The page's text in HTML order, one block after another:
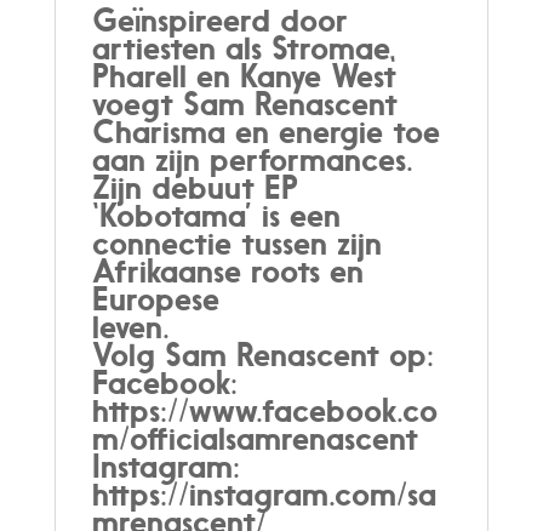
Geïnspireerd door
artiesten als Stromae,
Pharell en Kanye West
voegt Sam Renascent
Charisma en energie toe
aan zijn performances.
Zijn debuut EP
‘Kobotama’ is een
connectie tussen zijn
Afrikaanse roots en
Europese
leven.
Volg Sam Renascent op:
Facebook:
https://www.facebook.co
m/officialsamrenascent
Instagram:
https://instagram.com/sa
mrenascent/